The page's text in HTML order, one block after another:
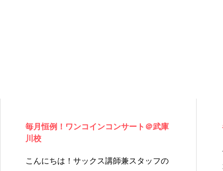
毎月恒例！ワンコインコンサート＠武庫
川校
こんにちは！サックス講師兼スタッフの